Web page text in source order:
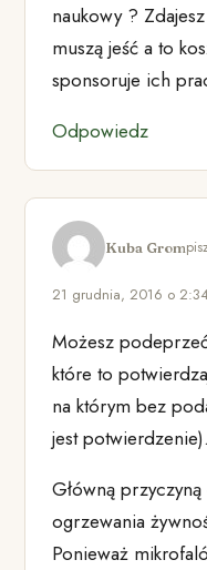
naukowy ?
muszą jeść a to
sponsoruje ich
Odpowiedz
Kuba Grom
21 grudnia, 2016 o
Możesz
które to
na którym bez
jest potwierdzenie).
Główną
ogrzewania
Ponieważ